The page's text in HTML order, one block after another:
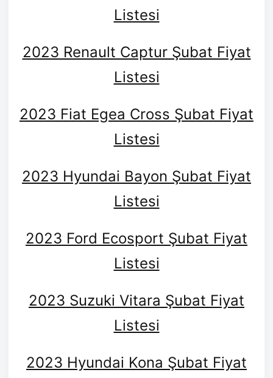
Listesi
2023 Renault Captur Şubat Fiyat
Listesi
2023 Fiat Egea Cross Şubat Fiyat
Listesi
2023 Hyundai Bayon Şubat Fiyat
Listesi
2023 Ford Ecosport Şubat Fiyat
Listesi
2023 Suzuki Vitara Şubat Fiyat
Listesi
2023 Hyundai Kona Şubat Fiyat